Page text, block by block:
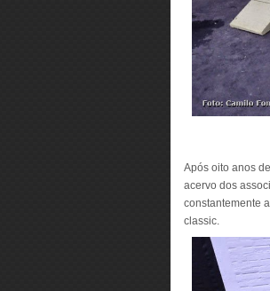
Após oito anos
acervo dos
constantemente
classic.